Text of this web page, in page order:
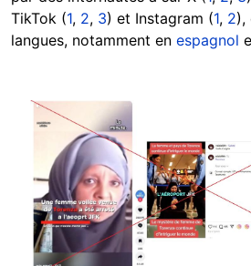
TikTok (1, 2, 3) et Instagram (1, 2),
langues, notamment en espagnol
Image